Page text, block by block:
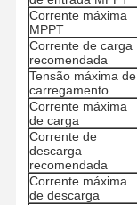
Corrente máxima
MPPT
Corrente de carga
recomendada
Tensão máxima de
carregamento
Corrente máxima
de carga
Corrente de
descarga
recomendada
Corrente máxima
de descarga